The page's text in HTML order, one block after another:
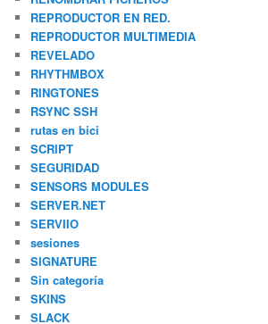
REPRODUCTOR EN RED.
REPRODUCTOR MULTIMEDIA
REVELADO
RHYTHMBOX
RINGTONES
RSYNC SSH
rutas en bici
SCRIPT
SEGURIDAD
SENSORS MODULES
SERVER.NET
SERVIIO
sesiones
SIGNATURE
Sin categoría
SKINS
SLACK